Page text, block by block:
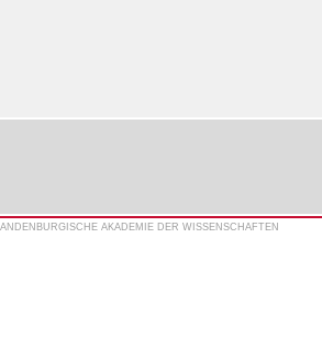
AKADEMIE DER WISSENSCHAFTEN